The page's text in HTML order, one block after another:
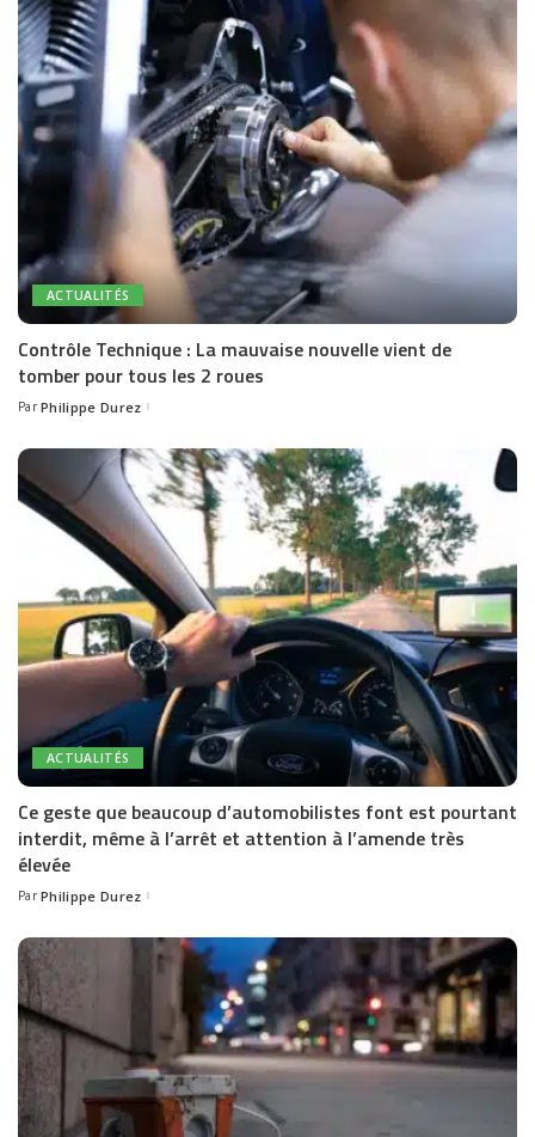
ACTUALITÉS
Contrôle Technique : La mauvaise nouvelle vient de
tomber pour tous les 2 roues
Posted
Par Philippe Durez
ACTUALITÉS
Ce geste que beaucoup d’automobilistes font est pourtant
interdit, même à l’arrêt et attention à l’amende très
élevée
Posted
Par Philippe Durez